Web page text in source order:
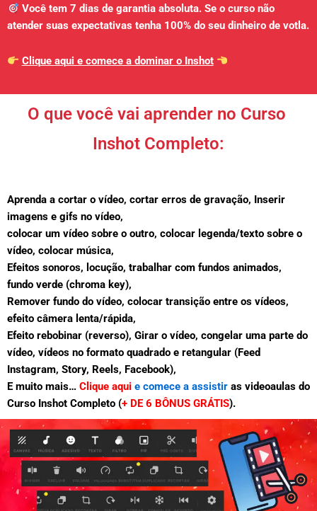
Você tem 7 dias de garantia absoluta. Se o curso não
atender suas expectativas tenha 100% do seu dinheiro de votla.
Clique aqui e comece a dominar o Inshot
O que você vai aprender no Curso
Inshot Completo:
Aprenda a cortar o vídeo, cortar erros de gravação, Inserir
imagens e gifs no vídeo,
colocar um vídeo sobre o outro, colocar legenda/texto sobre o
vídeo, colocar música,
Efeitos sonoros, locução, trabalhar com fundos animados,
fundo verde (chroma key),
Remover fundo do vídeo, colocar transição entre os vídeos,
efeito câmera lenta/rápida,
Efeito rebobinar (reverso), Girar o vídeo, congelar uma parte do
vídeo, vídeos no formato quadrado e retangular (Feed
Instagram, Story, Reels, Facebook),
E muito mais… Clique aqui e comece a assistir as videoaulas do
Curso Inshot Completo (+ DE 6 BÔNUS GRÁTIS).